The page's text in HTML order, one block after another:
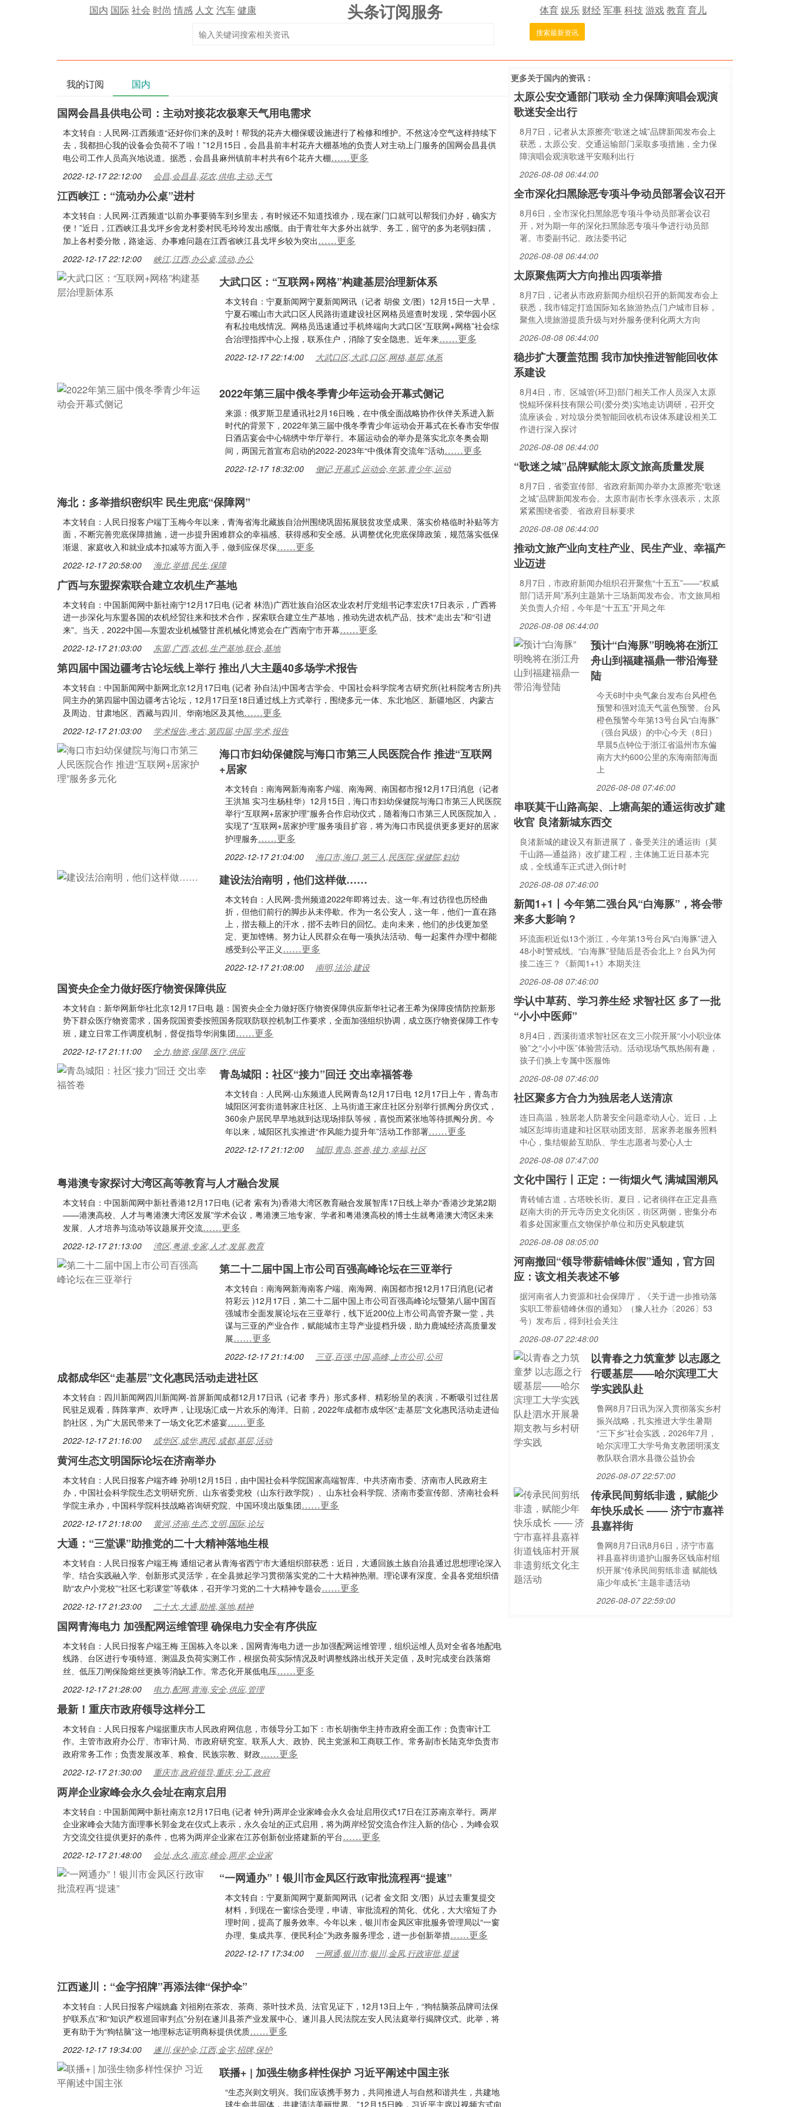
国内 国际社会 时尚 情感 人文 汽车健康 头条订阅服务 体育娱乐 财经军事科技游戏教育育儿
搜索最新资讯
我的订阅 国内
国网会昌县供电公司：主动对接花农极寒天气用电需求
本文转自：人民网-江西频道“还好你们来的及时！帮我的花卉大棚保暖设施进行了检修和维护。不然这冷空气这样持续下
去，我都担心我的设备会负荷不了啦！”12月15日，会昌县前丰村花卉大棚基地的负责人对主动上门服务的国网会昌县供
电公司工作人员高兴地说道。据悉，会昌县麻州镇前丰村共有6个花卉大棚……更多
2022-12-17 22:12:00 会昌,会昌县,花农,供电,主动,天气
江西峡江：“流动办公桌”进村
本文转自：人民网-江西频道“以前办事要骑车到乡里去，有时候还不知道找谁办，现在家门口就可以帮我们办好，确实方
便！”近日，江西峡江县戈坪乡舍龙村委村民毛玲玲发出感慨。由于青壮年大多外出就学、务工，留守的多为老弱妇孺，
加上各村委分散，路途远、办事难问题在江西省峡江县戈坪乡较为突出……更多
2022-12-17 22:12:00 峡江,江西,办公桌,流动,办公
大武口区：“互联网+网格”构建基层治理新体系
本文转自：宁夏新闻网宁夏新闻网讯（记者 胡俊 文/图）12月15日一大早，
宁夏石嘴山市大武口区人民路街道建设社区网格员巡查时发现，荣华园小区
有私拉电线情况。网格员迅速通过手机终端向大武口区“互联网+网格”社会综
合治理指挥中心上报，联系住户，消除了安全隐患。近年来……更多
2022-12-17 22:14:00 大武口区,大武,口区,网格,基层,体系
2022年第三届中俄冬季青少年运动会开幕式侧记
来源：俄罗斯卫星通讯社2月16日晚，在中俄全面战略协作伙伴关系进入新
时代的背景下，2022年第三届中俄冬季青少年运动会开幕式在长春市安华假
日酒店宴会中心锦绣中华厅举行。本届运动会的举办是落实北京冬奥会期
间，两国元首宣布启动的2022-2023年“中俄体育交流年”活动……更多
2022-12-17 18:32:00 侧记,开幕式,运动会,年第,青少年,运动
海北：多举措织密织牢 民生兜底“保障网”
本文转自：人民日报客户端丁玉梅今年以来，青海省海北藏族自治州围绕巩固拓展脱贫攻坚成果、落实价格临时补贴等方
面，不断完善兜底保障措施，进一步提升困难群众的幸福感、获得感和安全感。从调整优化兜底保障政策，规范落实低保
渐退、家庭收入和就业成本扣减等方面入手，做到应保尽保……更多
2022-12-17 20:58:00 海北,举措,民生,保障
广西与东盟探索联合建立农机生产基地
本文转自：中国新闻网中新社南宁12月17日电 (记者 林浩)广西壮族自治区农业农村厅党组书记李宏庆17日表示，广西将
进一步深化与东盟各国的农机经贸往来和技术合作，探索联合建立生产基地，推动先进农机产品、技术“走出去”和“引进
来”。当天，2022中国—东盟农业机械暨甘蔗机械化博览会在广西南宁市开幕……更多
2022-12-17 21:03:00 东盟,广西,农机,生产基地,联合,基地
第四届中国边疆考古论坛线上举行 推出八大主题40多场学术报告
本文转自：中国新闻网中新网北京12月17日电 (记者 孙自法)中国考古学会、中国社会科学院考古研究所(社科院考古所)共
同主办的第四届中国边疆考古论坛，12月17日至18日通过线上方式举行，围绕多元一体、东北地区、新疆地区、内蒙古
及周边、甘肃地区、西藏与四川、华南地区及其他……更多
2022-12-17 21:03:00 学术报告,考古,第四届,中国,学术,报告
海口市妇幼保健院与海口市第三人民医院合作 推进“互联网
+居家
本文转自：南海网新海南客户端、南海网、南国都市报12月17日消息（记者
王洪旭 实习生杨桂华）12月15日，海口市妇幼保健院与海口市第三人民医院
举行“互联网+居家护理”服务合作启动仪式，随着海口市第三人民医院加入，
实现了“互联网+居家护理”服务项目扩容，将为海口市民提供更多更好的居家
护理服务……更多
2022-12-17 21:04:00 海口市,海口,第三人,民医院,保健院,妇幼
建设法治南明，他们这样做……
本文转自：人民网-贵州频道2022年即将过去。这一年,有过彷徨也历经曲
折，但他们前行的脚步从未停歇。作为一名公安人，这一年，他们一直在路
上，揩去额上的汗水，揩不去昨日的回忆。走向未来，他们的步伐更加坚
定、更加铿锵。努力让人民群众在每一项执法活动、每一起案件办理中都能
感受到公平正义……更多
2022-12-17 21:08:00 南明,法治,建设
国资央企全力做好医疗物资保障供应
本文转自：新华网新华社北京12月17日电 题：国资央企全力做好医疗物资保障供应新华社记者王希为保障疫情防控新形
势下群众医疗物资需求，国务院国资委按照国务院联防联控机制工作要求，全面加强组织协调，成立医疗物资保障工作专
班，建立日常工作调度机制，督促指导华润集团……更多
2022-12-17 21:11:00 全力,物资,保障,医疗,供应
青岛城阳：社区“接力”回迁 交出幸福答卷
本文转自：人民网-山东频道人民网青岛12月17日电 12月17日上午，青岛市
城阳区河套街道韩家庄社区、上马街道王家庄社区分别举行抓阄分房仪式，
360余户居民早早地就到达现场排队等候，喜悦而紧张地等待抓阄分房。今
年以来，城阳区扎实推进“作风能力提升年”活动工作部署……更多
2022-12-17 21:12:00 城阳,青岛,答卷,接力,幸福,社区
粤港澳专家探讨大湾区高等教育与人才融合发展
本文转自：中国新闻网中新社香港12月17日电 (记者 索有为)香港大湾区教育融合发展智库17日线上举办“香港沙龙第2期
——港澳高校、人才与粤港澳大湾区发展”学术会议，粤港澳三地专家、学者和粤港澳高校的博士生就粤港澳大湾区未来
发展、人才培养与流动等议题展开交流……更多
2022-12-17 21:13:00 湾区,粤港,专家,人才,发展,教育
第二十二届中国上市公司百强高峰论坛在三亚举行
本文转自：南海网新海南客户端、南海网、南国都市报12月17日消息(记者
符彩云 )12月17日，第二十二届中国上市公司百强高峰论坛暨第八届中国百
强城市全面发展论坛在三亚举行，线下近200位上市公司高管齐聚一堂，共
谋与三亚的产业合作，赋能城市主导产业提档升级，助力鹿城经济高质量发
展……更多
2022-12-17 21:14:00 三亚,百强,中国,高峰,上市公司,公司
成都成华区“走基层”文化惠民活动走进社区
本文转自：四川新闻网四川新闻网-首屏新闻成都12月17日讯（记者 李丹）形式多样、精彩纷呈的表演，不断吸引过往居
民驻足观看，阵阵掌声、欢呼声，让现场汇成一片欢乐的海洋。日前，2022年成都市成华区“走基层”文化惠民活动走进仙
韵社区，为广大居民带来了一场文化艺术盛宴……更多
2022-12-17 21:16:00 成华区,成华,惠民,成都,基层,活动
黄河生态文明国际论坛在济南举办
本文转自：人民日报客户端齐峰 孙明12月15日，由中国社会科学院国家高端智库、中共济南市委、济南市人民政府主
办，中国社会科学院生态文明研究所、山东省委党校（山东行政学院）、山东社会科学院、济南市委宣传部、济南社会科
学院主承办，中国科学院科技战略咨询研究院、中国环境出版集团……更多
2022-12-17 21:18:00 黄河,济南,生态,文明,国际,论坛
大通：“三堂课”助推党的二十大精神落地生根
本文转自：人民日报客户端王梅 通组记者从青海省西宁市大通组织部获悉：近日，大通回族土族自治县通过思想理论深入
学、结合实践融入学、创新形式灵活学，在全县掀起学习贯彻落实党的二十大精神热潮。理论课有深度。全县各党组织借
助“农户小党校”“社区七彩课堂”等载体，召开学习党的二十大精神专题会……更多
2022-12-17 21:23:00 二十大,大通,助推,落地,精神
国网青海电力 加强配网运维管理 确保电力安全有序供应
本文转自：人民日报客户端王梅 王国栋入冬以来，国网青海电力进一步加强配网运维管理，组织运维人员对全省各地配电
线路、台区进行专项特巡、测温及负荷实测工作，根据负荷实际情况及时调整线路出线开关定值，及时完成变台跌落熔
丝、低压刀闸保险熔丝更换等消缺工作。常态化开展低电压……更多
2022-12-17 21:28:00 电力,配网,青海,安全,供应,管理
最新！重庆市政府领导这样分工
本文转自：人民日报客户端据重庆市人民政府网信息，市领导分工如下：市长胡衡华主持市政府全面工作；负责审计工
作。主管市政府办公厅、市审计局、市政府研究室。联系人大、政协、民主党派和工商联工作。常务副市长陆克华负责市
政府常务工作；负责发展改革、粮食、民族宗教、财政……更多
2022-12-17 21:30:00 重庆市,政府领导,重庆,分工,政府
两岸企业家峰会永久会址在南京启用
本文转自：中国新闻网中新社南京12月17日电 (记者 钟升)两岸企业家峰会永久会址启用仪式17日在江苏南京举行。两岸
企业家峰会大陆方面理事长郭金龙在仪式上表示，永久会址的正式启用，将为两岸经贸交流合作注入新的信心，为峰会双
方交流交往提供更好的条件，也将为两岸企业家在江苏创新创业搭建新的平台……更多
2022-12-17 21:48:00 会址,永久,南京,峰会,两岸,企业家
“一网通办”！银川市金凤区行政审批流程再“提速”
本文转自：宁夏新闻网宁夏新闻网讯（记者 金文阳 文/图）从过去重复提交
材料，到现在一窗综合受理，申请、审批流程的简化、优化，大大缩短了办
理时间，提高了服务效率。今年以来，银川市金凤区审批服务管理局以“一窗
办理、集成共享、便民利企”为政务服务理念，进一步创新举措……更多
2022-12-17 17:34:00 一网通,银川市,银川,金凤,行政审批,提速
江西遂川：“金字招牌”再添法律“保护伞”
本文转自：人民日报客户端姚鑫 刘祖刚在茶农、茶商、茶叶技术员、法官见证下，12月13日上午，“狗牯脑茶品牌司法保
护联系点”和“知识产权巡回审判点”分别在遂川县茶产业发展中心、遂川县人民法院左安人民法庭举行揭牌仪式。此举，将
更有助于为“狗牯脑”这一地理标志证明商标提供优质……更多
2022-12-17 19:34:00 遂川,保护伞,江西,金字,招牌,保护
联播+ | 加强生物多样性保护 习近平阐述中国主张
“生态兴则文明兴。我们应该携手努力，共同推进人与自然和谐共生，共建地
球生命共同体，共建清洁美丽世界。”12月15日晚，习近平主席以视频方式向
更多关于国内的资讯：
太原公安交通部门联动 全力保障演唱会观演
歌迷安全出行
8月7日，记者从太原擦亮“歌迷之城”品牌新闻发布会上
获悉，太原公安、交通运输部门采取多项措施，全力保
障演唱会观演歌迷平安顺利出行
2026-08-08 06:44:00
全市深化扫黑除恶专项斗争动员部署会议召开
8月6日，全市深化扫黑除恶专项斗争动员部署会议召
开，对为期一年的深化扫黑除恶专项斗争进行动员部
署。市委副书记、政法委书记
2026-08-08 06:44:00
太原聚焦两大方向推出四项举措
8月7日，记者从市政府新闻办组织召开的新闻发布会上
获悉，我市锚定打造国际知名旅游热点门户城市目标，
聚焦入境旅游提质升级与对外服务便利化两大方向
2026-08-08 06:44:00
稳步扩大覆盖范围 我市加快推进智能回收体
系建设
8月4日，市、区城管(环卫)部门相关工作人员深入太原
悦鲲环保科技有限公司(爱分类)实地走访调研，召开交
流座谈会，对垃圾分类智能回收机布设体系建设相关工
作进行深入探讨
2026-08-08 06:44:00
“歌迷之城”品牌赋能太原文旅高质量发展
8月7日，省委宣传部、省政府新闻办举办太原擦亮“歌迷
之城”品牌新闻发布会。太原市副市长李永强表示，太原
紧紧围绕省委、省政府目标要求
2026-08-08 06:44:00
推动文旅产业向支柱产业、民生产业、幸福产
业迈进
8月7日，市政府新闻办组织召开聚焦“十五五”——“权威
部门话开局”系列主题第十三场新闻发布会。市文旅局相
关负责人介绍，今年是“十五五”开局之年
2026-08-08 06:44:00
预计“白海豚”明晚将在浙江
舟山到福建福鼎一带沿海登
陆
今天6时中央气象台发布台风橙色
预警和强对流天气蓝色预警。台风
橙色预警今年第13号台风“白海豚”
（强台风级）的中心今天（8日）
早晨5点钟位于浙江省温州市东偏
南方大约600公里的东海南部海面
上
2026-08-08 07:46:00
串联莫干山路高架、上塘高架的通运街改扩建
收官 良渚新城东西交
良渚新城的建设又有新进展了，备受关注的通运街（莫
干山路—通益路）改扩建工程，主体施工近日基本完
成，全线通车正式进入倒计时
2026-08-08 07:46:00
新闻1+1丨今年第二强台风“白海豚”，将会带
来多大影响？
环流面积近似13个浙江，今年第13号台风“白海豚”进入
48小时警戒线。“白海豚”登陆后是否会北上？台风为何
接二连三？《新闻1+1》本期关注
2026-08-08 07:46:00
学认中草药、学习养生经 求智社区 多了一批
“小小中医师”
8月4日，西溪街道求智社区在文三小院开展“小小职业体
验”之“小小中医”体验营活动。活动现场气氛热闹有趣，
孩子们换上专属中医服饰
2026-08-08 07:46:00
社区聚多方合力为独居老人送清凉
连日高温，独居老人防暑安全问题牵动人心。近日，上
城区彭埠街道建和社区联动团支部、居家养老服务照料
中心，集结银龄互助队、学生志愿者与爱心人士
2026-08-08 07:47:00
文化中国行丨正定：一街烟火气 满城国潮风
青砖铺古道，古塔映长街。夏日，记者徜徉在正定县燕
赵南大街的开元寺历史文化街区，街区两侧，密集分布
着多处国家重点文物保护单位和历史风貌建筑
2026-08-08 08:05:00
河南撤回“领导带薪错峰休假”通知，官方回
应：该文相关表述不够
据河南省人力资源和社会保障厅，《关于进一步推动落
实职工带薪错峰休假的通知》（豫人社办〔2026〕53
号）发布后，得到社会关注
2026-08-07 22:48:00
以青春之力筑童梦 以志愿之
行暖基层——哈尔滨理工大
学实践队赴
鲁网8月7日讯为深入贯彻落实乡村
振兴战略，扎实推进大学生暑期
“三下乡”社会实践，2026年7月，
哈尔滨理工大学号角支教团明溪支
教队联合泗水县微公益协会
2026-08-07 22:57:00
传承民间剪纸非遗，赋能少
年快乐成长 —— 济宁市嘉祥
县嘉祥街
鲁网8月7日讯8月6日，济宁市嘉
祥县嘉祥街道护山服务区钱庙村组
织开展“传承民间剪纸非遗 赋能钱
庙少年成长”主题非遗活动
2026-08-07 22:59:00